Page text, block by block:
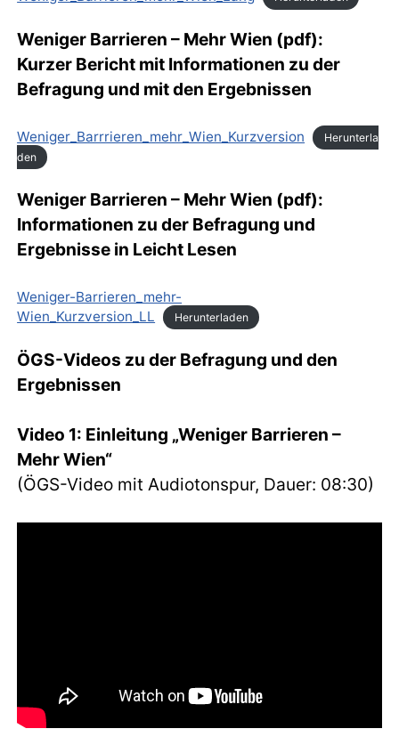
Weniger Barrieren – Mehr Wien (pdf):
Kurzer Bericht mit Informationen zu der
Befragung und mit den Ergebnissen
Weniger_Barrrieren_mehr_Wien_Kurzversion
Herunterla
den
Weniger Barrieren – Mehr Wien (pdf):
Informationen zu der Befragung und
Ergebnisse in Leicht Lesen
Weniger-Barrieren_mehr-
Wien_Kurzversion_LL
Herunterladen
ÖGS-Videos zu der Befragung und den
Ergebnissen
Video 1: Einleitung „Weniger Barrieren –
Mehr Wien“
(ÖGS-Video mit Audiotonspur, Dauer: 08:30)